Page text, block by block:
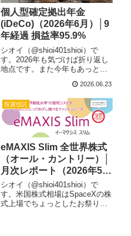
個人型確定拠出年金
(iDeCo)（2026年6月）│9
年経過 損益率95.9%
シオイ（@shioi401shioi）で
す。2026年も気づけば折り返し
地点です。また今年もあっとい
うで怖いですが前半戦は皆さま
はどうだったでしょうか？世の
中的には日経平均も７万円台を
突破して引き続き半導体需要
で...
2026.06.23
投資信託
eMAXIS Slim 全世界株式
（オール・カントリー）│
月次レポート（2026年5
月）
シオイ（@shioi401shioi）で
す。米国株式相場はSpaceXの株
式上場でちょっとしたお祭り騒